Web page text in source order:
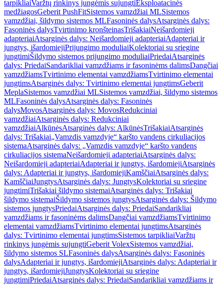
tarpikliaiVaržtų rinkinys jungėmis sujungtiEksploatacinės
medžiagosGeberit PushFitSistemos vamzdžiai MLSistemos
vamzdžiai, šildymo sistemos MLFasoninės dalysAtsarginės dalys:
Fasoninės dalysTvirtinimo kronšteinasTrišakiaiNeišardomieji
adapteriaiAtsarginės dalys: Neišardomieji adapteriaiAdapteriai ir
jungtys, išardomiejiPrijungimo moduliaiKolektoriai su sriegine
jungtimiŠildymo sistemos prijungimo moduliaiPriedaiAtsarginės
dalys: PriedaiSandarikliai vamzdžiams ir fasoninėms dalimsDangčiai
vamzdžiamsTvirtinimo elementai vamzdžiamsTvirtinimo elementai
jungtimsAtsarginės dalys: Tvirtinimo elementai jungtimsGeberit
MeplaSistemos vamzdžiai MLSistemos vamzdžiai, šildymo sistemos
MLFasoninės dalysAtsarginės dalys: Fasoninės
dalysMovosAtsarginės dalys: MovosRedukciniai
vamzdžiaiAtsarginės dalys: Redukciniai
vamzdžiaiAlkūnėsAtsarginės dalys: AlkūnėsTrišakiaiAtsarginės
dalys: Trišakiai„Vamzdis vamzdyje“ karšto vandens cirkuliacijos
sistemaAtsarginės dalys: „Vamzdis vamzdyje“ karšto vandens
cirkuliacijos sistemaNeišardomieji adapteriaiAtsarginės dalys:
Neišardomieji adapteriaiAdapteriai ir jungtys, išardomiejiAtsarginės
dalys: Adapteriai ir jungtys, išardomiejiKamščiaiAtsarginės dalys:
KamščiaiJungtysAtsarginės dalys: JungtysKolektoriai su sriegine
jungtimiTrišakiai šildymo sistemaiAtsarginės dalys: Trišakiai
šildymo sistemaiŠildymo sistemos jungtysAtsarginės dalys: Šildymo
sistemos jungtysPriedaiAtsarginės dalys: PriedaiSandarikliai
vamzdžiams ir fasoninėms dalimsDangčiai vamzdžiamsTvirtinimo
elementai vamzdžiamsTvirtinimo elementai jungtimsAtsarginės
dalys: Tvirtinimo elementai jungtimsSistemos tarpikliaiVaržtų
rinkinys jungėmis sujungtiGeberit VolexSistemos vamzdžiai,
šildymo sistemos SLFasoninės dalysAtsarginės dalys: Fasoninės
dalysAdapteriai ir jungtys, išardomiejiAtsarginės dalys: Adapteriai ir
jungtys, išardomiejiJungtysKolektoriai su sriegine
jungtimiPriedaiAtsarginės dalys: PriedaiSandarikliai vamzdžiams ir